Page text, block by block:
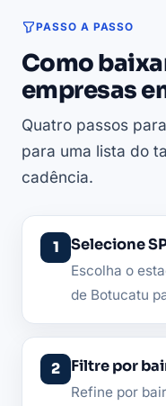
PASSO A PASSO
Como
empresas
Quatro passos
para uma lista do
cadência.
Selecione
Escolha o
de Botucatu
Filtre por
Refine por